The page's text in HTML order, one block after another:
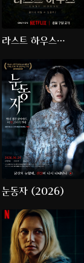
라스트 하우스
눈동자 (2026)